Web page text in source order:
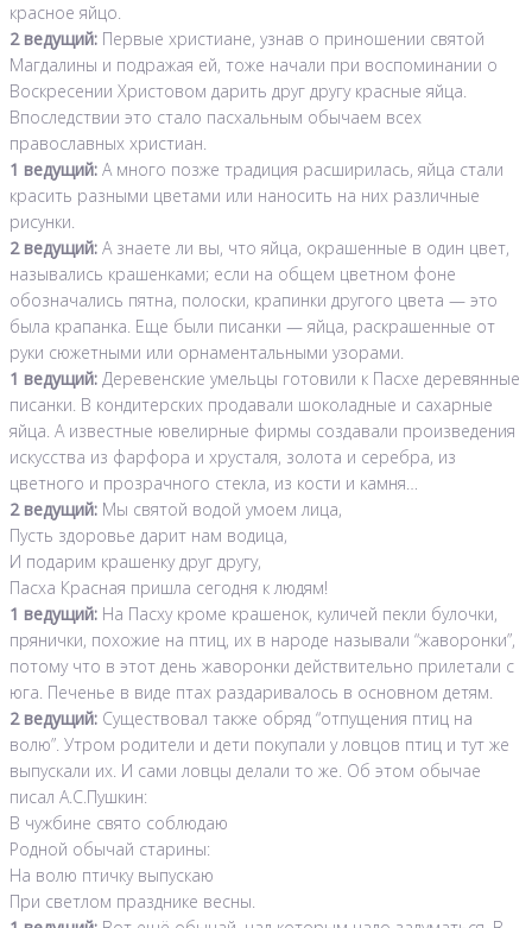
красное яйцо.
2 ведущий: Первые христиане, узнав о приношении святой
Магдалины и подражая ей, тоже начали при воспоминании о
Воскресении Христовом дарить друг другу красные яйца.
Впоследствии это стало пасхальным обычаем всех
православных христиан.
1 ведущий: А много позже традиция расширилась, яйца стали
красить разными цветами или наносить на них различные
рисунки.
2 ведущий: А знаете ли вы, что яйца, окрашенные в один цвет,
назывались крашенками; если на общем цветном фоне
обозначались пятна, полоски, крапинки другого цвета — это
была крапанка. Еще были писанки — яйца, раскрашенные от
руки сюжетными или орнаментальными узорами.
1 ведущий: Деревенские умельцы готовили к Пасхе деревянные
писанки. В кондитерских продавали шоколадные и сахарные
яйца. А известные ювелирные фирмы создавали произведения
искусства из фарфора и хрусталя, золота и серебра, из
цветного и прозрачного стекла, из кости и камня…
2 ведущий: Мы святой водой умоем лица,
Пусть здоровье дарит нам водица,
И подарим крашенку друг другу,
Пасха Красная пришла сегодня к людям!
1 ведущий: На Пасху кроме крашенок, куличей пекли булочки,
прянички, похожие на птиц, их в народе называли “жаворонки”,
потому что в этот день жаворонки действительно прилетали с
юга. Печенье в виде птах раздаривалось в основном детям.
2 ведущий: Существовал также обряд “отпущения птиц на
волю”. Утром родители и дети покупали у ловцов птиц и тут же
выпускали их. И сами ловцы делали то же. Об этом обычае
писал А.С.Пушкин:
В чужбине свято соблюдаю
Родной обычай старины:
На волю птичку выпускаю
При светлом празднике весны.